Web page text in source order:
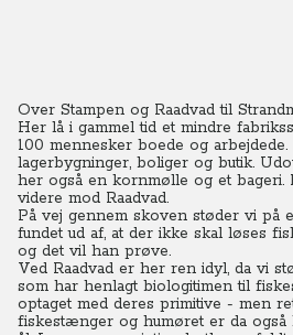
Over Stampen og Raadvad til
Her lå i gammel tid et mindre
100 mennesker boede og
lagerbygninger, boliger og butik.
her også en kornmølle og et bageri.
videre mod Raadvad.
På vej gennem skoven støder vi på
fundet ud af, at der ikke skal løses
og det vil han prøve.
Ved Raadvad er her ren idyl, da vi
som har henlagt biologitimen til
optaget med deres primitive - men
fiskestænger og humøret er da også